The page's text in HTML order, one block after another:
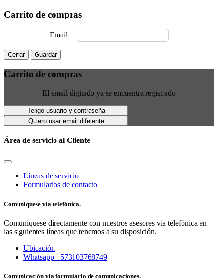
Carrito de compras
Email
Cerrar Guardar
Carrito de compras
El email digitado ya se encuentra registrado
Tengo usuario y contraseña
Quiero usar email diferente
Área de servicio al Cliente
Líneas de servicio
Formularios de contacto
Comuniquese vía telefónica.
Comuniquese directamente con nuestros asesores vía telefónica en
las siguientes líneas que tenemos a su disposición.
Ubicación
Whatsapp +573103768749
Comunicación vía formulario de comunicaciones.